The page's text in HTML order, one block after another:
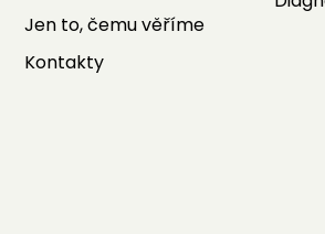
Jen to, čemu věříme
Kontakty